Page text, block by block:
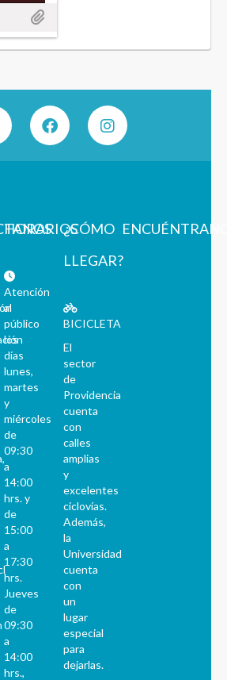
HORARIOS
Atención
al
público
los
días
lunes,
martes
y
miércoles
de
09:30
a
14:00
hrs. y
de
15:00
a
17:30
hrs.
Jueves
de
09:30
a
14:00
hrs.,
¿CÓMO
LLEGAR?
BICICLETA
El
sector
de
Providencia
cuenta
con
calles
amplias
y
excelentes
ciclovías.
Además,
la
Universidad
cuenta
con
un
lugar
especial
para
dejarlas.